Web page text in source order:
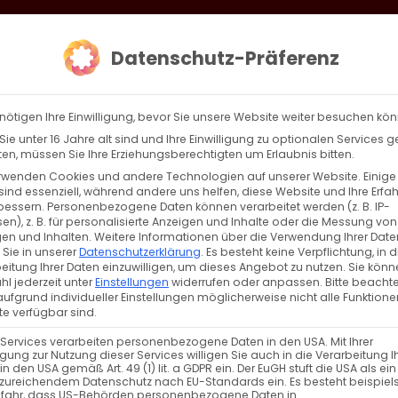
Zurück Vor
Datenschutz-Präferenz
Ihre Einwilligung, bevor Sie unsere Website weiter besuchen
unter 16 Jahre alt sind und Ihre Einwilligung zu optionalen Services
müssen Sie Ihre Erziehungsberechtigten um Erlaubnis bitten.
Cookies und andere Technologien auf unserer Website.
essenziell, während andere uns helfen, diese Website und Ihre
Personenbezogene Daten können verarbeitet werden (z. B. IP-
z. B. für personalisierte Anzeigen und Inhalte oder die Messung von
und Inhalten. Weitere Informationen über die Verwendung Ihrer
in unsererDatenschutzerklärung. Es besteht keine Verpflichtung, in
Ihrer Daten einzuwilligen, um dieses Angebot zu nutzen. Sie
jederzeit unterEinstellungen widerrufen oder anpassen. Bitte
individueller Einstellungen möglicherweise nicht alle
verfügbar sind.
verarbeiten personenbezogene Daten in den USA. Mit Ihrer
zur Nutzung dieser Services willigen Sie auch in die Verarbeitung
den USA gemäß Art. 49 (1) lit. a GDPR ein. Der EuGH stuft die USA als
Datenschutz nach EU-Standards ein. Es besteht
dass US-Behörden personenbezogene Daten in